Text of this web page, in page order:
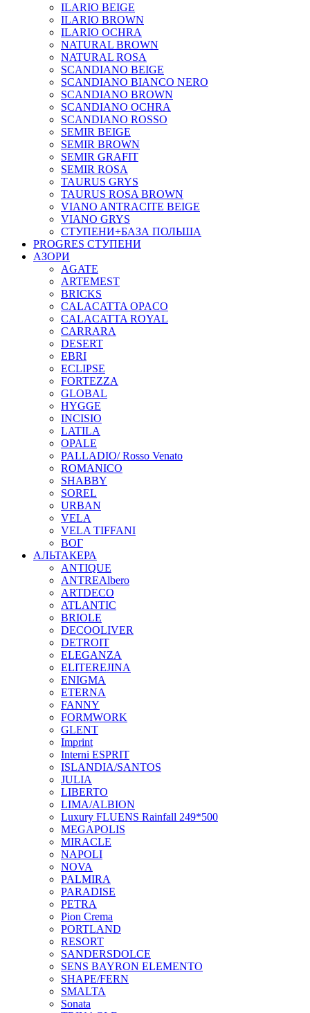
ILARIO BEIGE
ILARIO BROWN
ILARIO OCHRA
NATURAL BROWN
NATURAL ROSA
SCANDIANO BEIGE
SCANDIANO BIANCO NERO
SCANDIANO BROWN
SCANDIANO OCHRA
SCANDIANO ROSSO
SEMIR BEIGE
SEMIR BROWN
SEMIR GRAFIT
SEMIR ROSA
TAURUS GRYS
TAURUS ROSA BROWN
VIANO ANTRACITE BEIGE
VIANO GRYS
СТУПЕНИ+БАЗА ПОЛЬША
PROGRES СТУПЕНИ
АЗОРИ
AGATE
ARTEMEST
BRICKS
CALACATTA OPACO
CALACATTA ROYAL
CARRARA
DESERT
EBRI
ECLIPSE
FORTEZZA
GLOBAL
HYGGE
INCISIO
LATILA
OPALE
PALLADIO/ Rosso Venato
ROMANICO
SHABBY
SOREL
URBAN
VELA
VELA TIFFANI
ВОГ
АЛЬТАКЕРА
ANTIQUE
ANTREAlbero
ARTDECO
ATLANTIC
BRIOLE
DECOOLIVER
DETROIT
ELEGANZA
ELITEREJINA
ENIGMA
ETERNA
FANNY
FORMWORK
GLENT
Imprint
Interni ESPRIT
ISLANDIA/SANTOS
JULIA
LIBERTO
LIMA/ALBION
Luxury FLUENS Rainfall 249*500
MEGAPOLIS
MIRACLE
NAPOLI
NOVA
PALMIRA
PARADISE
PETRA
Pion Crema
PORTLAND
RESORT
SANDERSDOLCE
SENS BAYRON ELEMENTO
SHAPE/FERN
SMALTA
Sonata